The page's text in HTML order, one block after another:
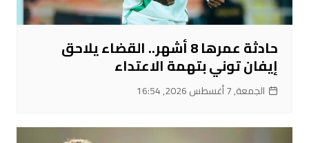
حادثة عمرها 8 أشهر.. القضاء يلاحق
إيفان توني بتهمة الاعتداء
الجمعة, 7 أغسطس 2026, 16:54